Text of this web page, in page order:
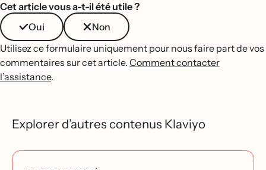
Cet article vous a-t-il été utile ?
Oui
Non
Utilisez ce formulaire uniquement pour nous faire part de vos
commentaires sur cet article. Comment contacter
l’assistance.
Explorer d’autres contenus Klaviyo